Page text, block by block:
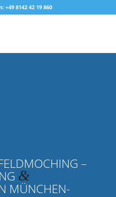
+49 8142 42 19 860
–
&
MÜNCHEN-